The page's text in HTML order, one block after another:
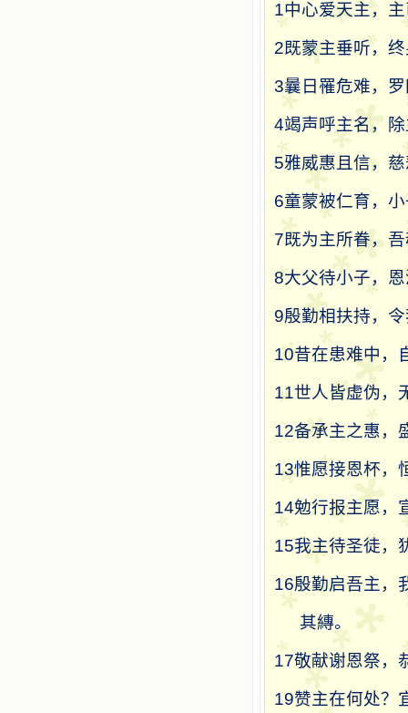
1中心爱天主，
2既蒙主垂听，
3曩日罹危难，
4竭声呼主名，
5雅威惠且信，
6童蒙被仁育，
7既为主所眷，
8大父待小子，
9殷勤相扶持，
10昔在患难中，
11世人皆虚伪，
12备承主之惠，
13惟愿接恩杯，
14勉行报主愿，
15我主待圣徒，
16殷勤启吾主，
其縳。
17敬献谢恩祭，
19赞主在何处？